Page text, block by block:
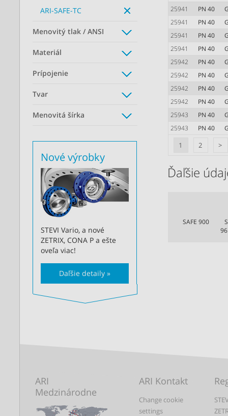
1 2 >
25941 PN 40
25941
PN 40
25941
PN 40
25941
PN 40
25942
PN 40
25942
PN 40
25942
PN 40
25942
PN 40
25943
PN 40
25943
PN 40
Ďaľšie
SAFE 900
ARI-SAFE-TC
Menovitý tlak / ANSI
Materiál
Prípojenie
Tvar
Menovitá šírka
Nové výrobky
STEVI Vario, a nové
ZETRIX, CONA P a ešte
oveľa viac!
Daľšie detaily »
ARI
Medzinárodne
ARI Kontakt
Change cookie
settings